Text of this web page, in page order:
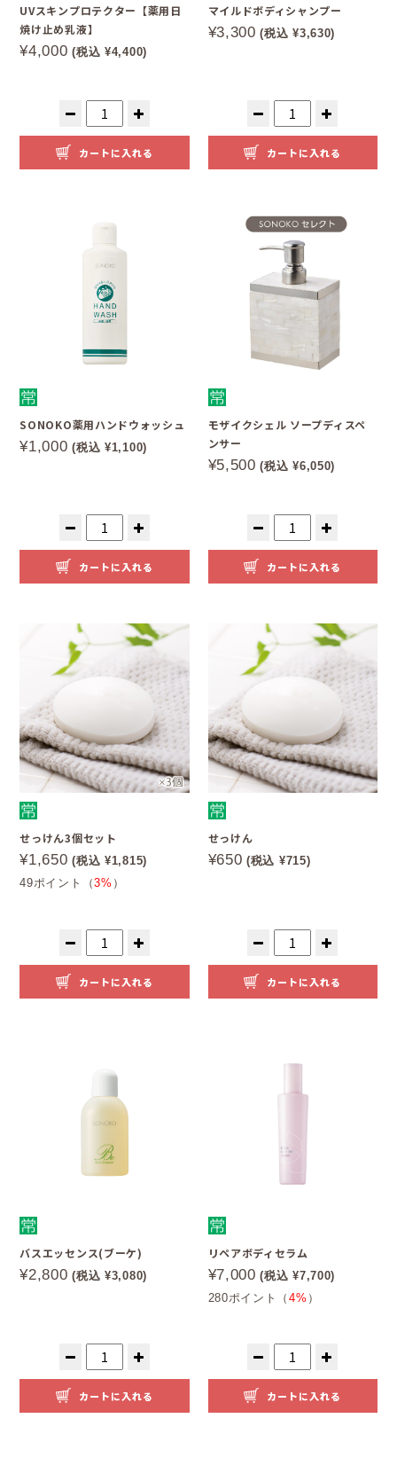
UVスキンプロテクター【薬用日
焼け止め乳液】
¥4,000 (税込 ¥4,400)
カートに入れる
マイルドボディシャンプー
¥3,300 (税込 ¥3,630)
カートに入れる
SONOKO薬用ハンドウォッシュ
¥1,000 (税込 ¥1,100)
カートに入れる
モザイクシェル ソープディスペ
ンサー
¥5,500 (税込 ¥6,050)
カートに入れる
せっけん3個セット
¥1,650 (税込 ¥1,815)
49ポイント（3% ）
カートに入れる
せっけん
¥650 (税込 ¥715)
カートに入れる
バスエッセンス(ブーケ)
¥2,800 (税込 ¥3,080)
カートに入れる
リペアボディセラム
¥7,000 (税込 ¥7,700)
280ポイント（4% ）
カートに入れる